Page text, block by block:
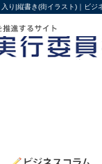
り|縦書き(街イラスト)｜ビジ